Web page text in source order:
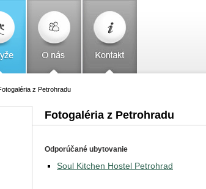
z Petrohradu
Fotogaléria z Petrohradu
Odporúčané ubytovanie
Soul Kitchen Hostel Petrohrad